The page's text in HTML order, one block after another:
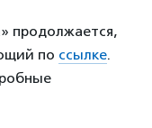
продолжается,
по ссылке.